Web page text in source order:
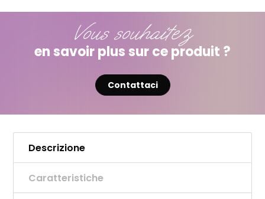
Vous souhaitez
en savoir plus sur ce produit ?
Contattaci
Descrizione
Caratteristiche